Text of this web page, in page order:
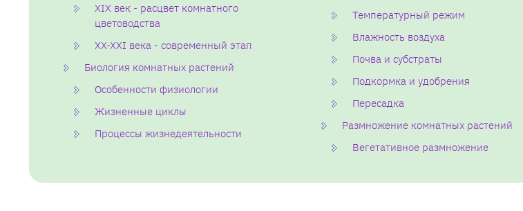
XIX век - расцвет комнатного
цветоводства
XX-XXI века - современный этап
Биология комнатных растений
Особенности физиологии
Жизненные циклы
Процессы жизнедеятельности
Температурный режим
Влажность воздуха
Почва и субстраты
Подкормка и удобрения
Пересадка
Размножение комнатных растений
Вегетативное размножение